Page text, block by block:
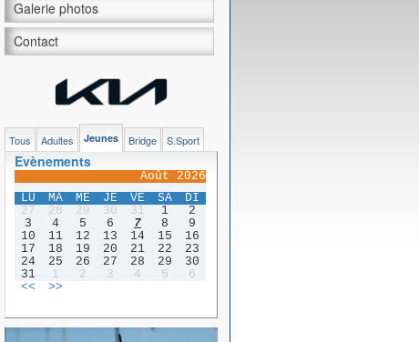
Galerie photos
Contact
Tous Adultes Jeunes Bridge S.Sport
Evènements
Août 2026
LU
MA ME JE VE SA
DI
27
28 29 30 31 1
2
3
4 5 6 7 8
9
10
11 12 13 14 15
16
17
18 19 20 21 22
23
24
25 26 27 28 29
30
31
1 2 3 4 5
6
<<
>>